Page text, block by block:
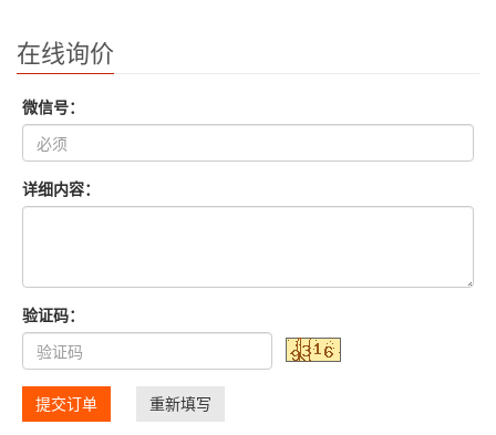
在线询价
微信号：
详细内容：
验证码：
提交订单 重新填写